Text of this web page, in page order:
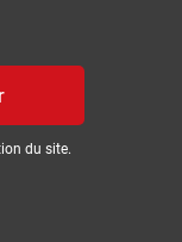
du site.